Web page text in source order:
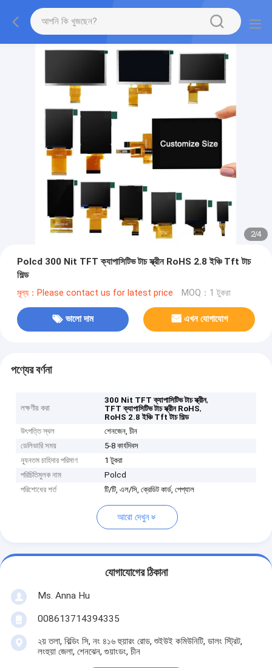
2/4
Polcd 300 Nit TFT ক্যাপাসিটিভ টাচ স্ক্রীন RoHS 2.8 ইঞ্চি Tft টাচ
শিল্ড
মূল্য：Please contact us for latest price MOQ：1 টুকরা
ভালো দাম এখন যোগাযোগ
পণ্যের বর্ণনা
লক্ষণীয় করা
300 Nit TFT ক্যাপাসিটিভ টাচ স্ক্রীন,
TFT ক্যাপাসিটিভ টাচ স্ক্রীন RoHS,
RoHS 2.8 ইঞ্চি Tft টাচ শিল্ড
উৎপত্তি স্থল
শেনজেন, চীন
ডেলিভারি সময়
5-8 কার্যদিবস
ন্যূনতম চাহিদার পরিমাণ
1 টুকরা
পরিচিতিমুলক নাম
Polcd
পরিশোধের শর্ত
টি/টি, এল/সি, ক্রেডিট কার্ড, পেপ্যাল
আরো দেখুন
যোগাযোগের ঠিকানা
Ms. Anna Hu
008613714394335
২য় তলা, বিল্ডিং সি, নং ৪১৬ হুয়ারং রোড, শুইউই কমিউনিটি, ডালং স্ট্রিট,
লংহুয়া জেলা, শেনঝেন, গুয়াংডং, চীন